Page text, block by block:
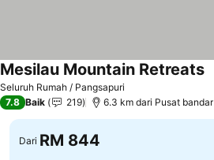
Seluruh Rumah / Pangsapuri
Mesilau Mountain Retreats
7.8 Baik 219 6.3 km dari Pusat bandar
Dari RM 844